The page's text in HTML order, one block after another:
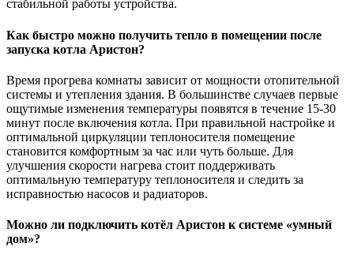
стабильной работы устройства.
Как быстро можно получить тепло в помещении после
запуска котла Аристон?
Время прогрева комнаты зависит от мощности отопительной
системы и утепления здания. В большинстве случаев первые
ощутимые изменения температуры появятся в течение 15-30
минут после включения котла. При правильной настройке и
оптимальной циркуляции теплоносителя помещение
становится комфортным за час или чуть больше. Для
улучшения скорости нагрева стоит поддерживать
оптимальную температуру теплоносителя и следить за
исправностью насосов и радиаторов.
Можно ли подключить котёл Аристон к системе «умный
дом»?